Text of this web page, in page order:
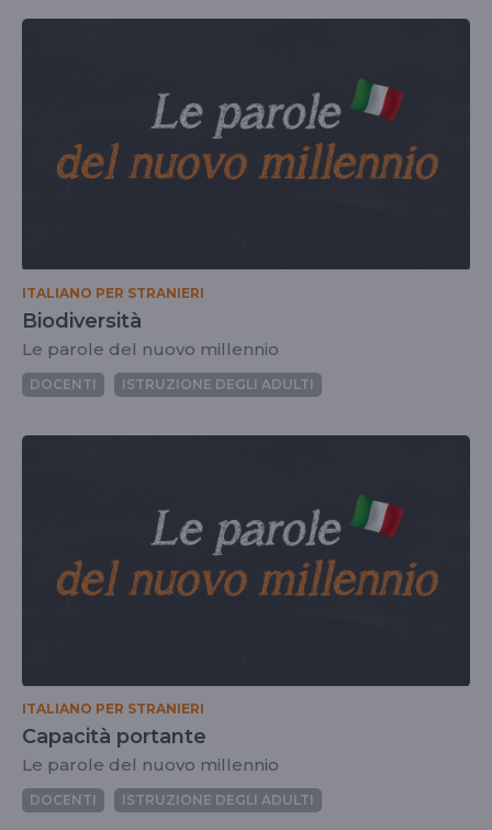
ITALIANO PER STRANIERI
Biodiversità
Le parole del nuovo millennio
DOCENTI ISTRUZIONE DEGLI ADULTI
ITALIANO PER STRANIERI
Capacità portante
Le parole del nuovo millennio
DOCENTI ISTRUZIONE DEGLI ADULTI